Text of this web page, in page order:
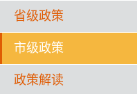
省级政策
市级政策
政策解读